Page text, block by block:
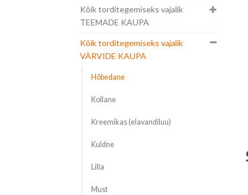
Kõik torditegemiseks vajalik
TEEMADE KAUPA
Kõik torditegemiseks vajalik
VÄRVIDE KAUPA
Hõbedane
Kollane
Kreemikas (elavandiluu)
Kuldne
Lilla
Must